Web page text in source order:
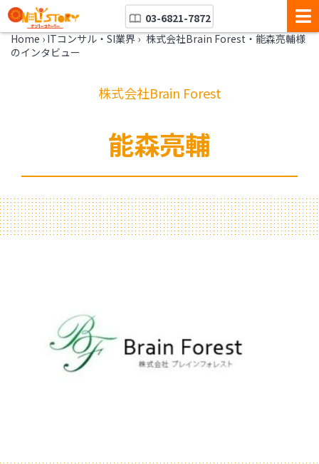
03-6821-7872
Home › ITコンサル・SI業界 › 株式会社Brain Forest・能森亮輔様
のインタビュー
株式会社Brain Forest
能森亮輔